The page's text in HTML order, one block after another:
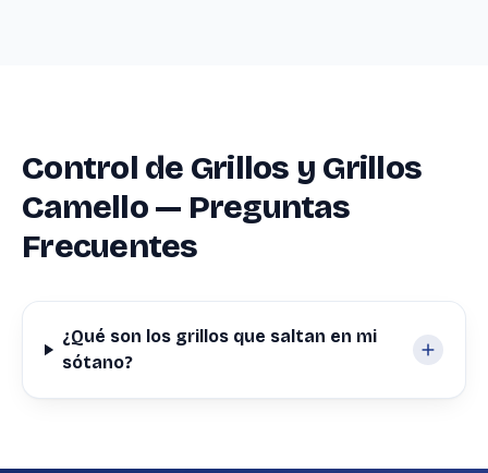
Control de Grillos y Grillos
Camello — Preguntas
Frecuentes
¿Qué son los grillos que saltan en mi
sótano?